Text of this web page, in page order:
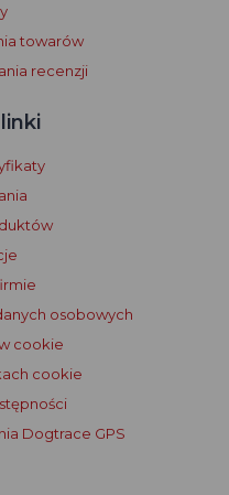
towarów
recenzji
osobowych
cookie
cookie
Dogtrace GPS